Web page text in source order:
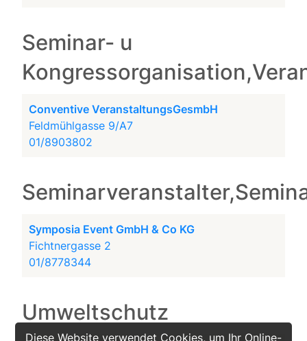
Diese Website verwendet Cookies, um Ihr Online-
Seminar- u
Conventive VeranstaltungsGesmbH
Feldmühlgasse 9/A7
01/8903802
Symposia Event GmbH & Co KG
Fichtnergasse 2
01/8778344
Umweltschutz